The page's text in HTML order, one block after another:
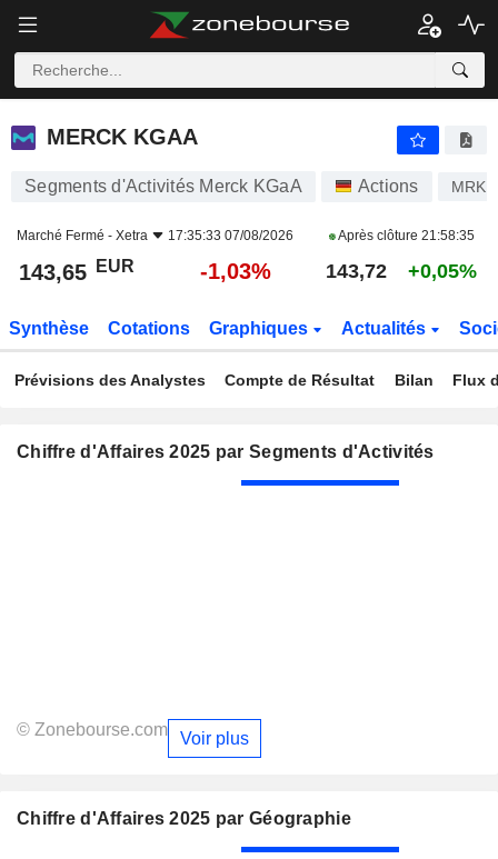
MERCK KGAA
MERCK KGAA
Segments d'Activités Merck KGaA Actions MRK
Marché Fermé - Xetra 17:35:33 07/08/2026 Après clôture 21:58:35
143,65 EUR -1,03% 143,72 +0,05%
Synthèse Cotations Graphiques Actualités
Prévisions des Analystes Compte de Résultat Bilan Flux
Chiffre d'Affaires 2025 par Segments d'Activités
© Zonebourse.com Voir plus
Chiffre d'Affaires 2025 par Géographie